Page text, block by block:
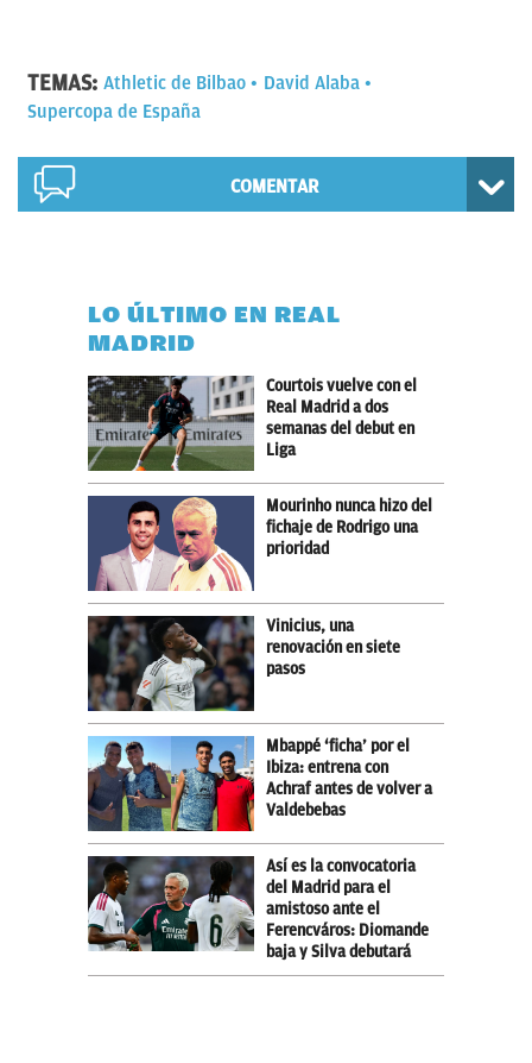
TEMAS: Athletic de Bilbao
David Alaba
Supercopa de España
COMENTAR
LO ÚLTIMO EN REAL
MADRID
Courtois vuelve con el
Real Madrid a dos
semanas del debut en
Liga
Mourinho nunca hizo del
fichaje de Rodrigo una
prioridad
Vinicius, una
renovación en siete
pasos
Mbappé ‘ficha’ por el
Ibiza: entrena con
Achraf antes de volver a
Valdebebas
Así es la convocatoria
del Madrid para el
amistoso ante el
Ferencváros: Diomande
baja y Silva debutará